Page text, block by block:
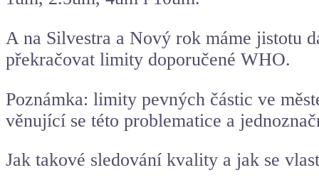
A na Silvestra a Nový rok máme jistotu
překračovat limity doporučené WHO.
Poznámka: limity pevných částic ve
věnující se této problematice a
Jak takové sledování kvality a jak se